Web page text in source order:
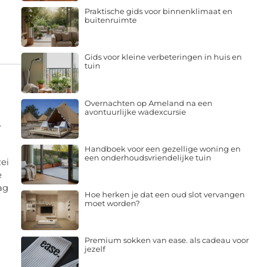
Praktische gids voor binnenklimaat en
buitenruimte
Gids voor kleine verbeteringen in huis en
tuin
Overnachten op Ameland na een
avontuurlijke wadexcursie
Handboek voor een gezellige woning en
een onderhoudsvriendelijke tuin
Hoe herken je dat een oud slot vervangen
moet worden?
Premium sokken van ease. als cadeau voor
jezelf